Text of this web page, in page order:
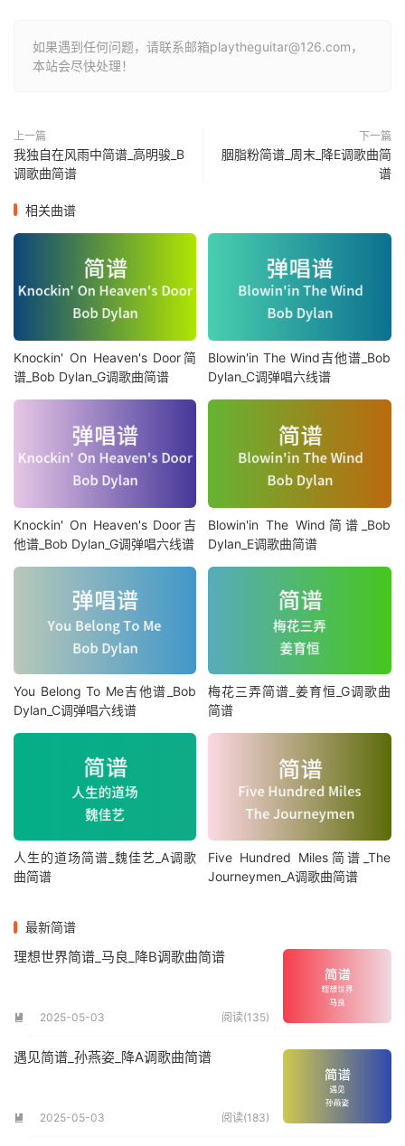
如果遇到任何问题，请联系邮箱playtheguitar@126.com，
本站会尽快处理！
上一篇
我独自在风雨中简谱_高明骏_B
调歌曲简谱
下一篇
胭脂粉简谱_周末_降E调歌曲简
谱
相关曲谱
Knockin' On Heaven's Door简
谱_Bob Dylan_G调歌曲简谱
Blowin'in The Wind吉他谱_Bob
Dylan_C调弹唱六线谱
Knockin' On Heaven's Door吉
他谱_Bob Dylan_G调弹唱六线谱
Blowin'in The Wind简谱_Bob
Dylan_E调歌曲简谱
You Belong To Me吉他谱_Bob
Dylan_C调弹唱六线谱
梅花三弄简谱_姜育恒_G调歌曲
简谱
人生的道场简谱_魏佳艺_A调歌
曲简谱
Five Hundred Miles简谱_The
Journeymen_A调歌曲简谱
最新简谱
理想世界简谱_马良_降B调歌曲简谱
 2025-05-03 阅读(135)
遇见简谱_孙燕姿_降A调歌曲简谱
 2025-05-03 阅读(183)